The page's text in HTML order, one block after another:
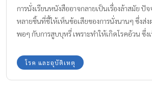
การนั่งเรียนหนังสืออาจกลายเป็นเรื่องล้าสมัย ปั
หลายชิ้นที่ชี้ให้เห็นข้อเสียของการนั่งนานๆ ซึ่งส่
พอๆ กับการสูบบุหรี่ เพราะทำให้เกิดโรคอ้วน ซึ่ง
โรค และอุบัติเหตุ